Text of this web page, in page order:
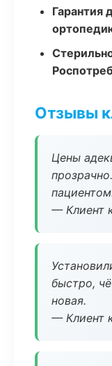
Гарантия
Отзывы
Цены
— Клиент
быстро,
новая.
— Клиент